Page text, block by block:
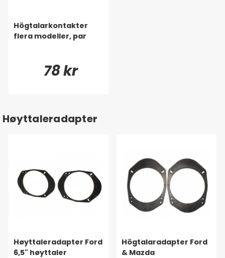
Högtalarkontakter
flera modeller, par
78 kr
Høyttaleradapter
Høyttaleradapter Ford
6,5" høyttaler
Högtalaradapter Ford
& Mazda